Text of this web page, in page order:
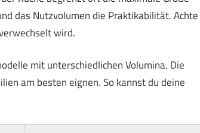
das Nutzvolumen die Praktikabilität. Achte
wird.
mit unterschiedlichen Volumina. Die
am besten eignen. So kannst du deine